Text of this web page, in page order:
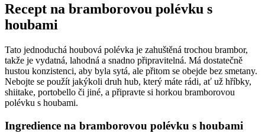
Recept na bramborovou polévku s
houbami
Tato jednoduchá houbová polévka je zahuštěná trochou brambor,
takže je vydatná, lahodná a snadno připravitelná. Má dostatečně
hustou konzistenci, aby byla sytá, ale přitom se obejde bez smetany.
Nebojte se použít jakýkoli druh hub, který máte rádi, ať už hříbky,
shiitake, portobello či jiné, a připravte si horkou bramborovou
polévku s houbami.
Ingredience na bramborovou polévku s houbami